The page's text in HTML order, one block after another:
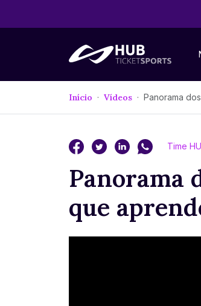
Início Vídeos Panorama dos eventos
Time
Panorama
que